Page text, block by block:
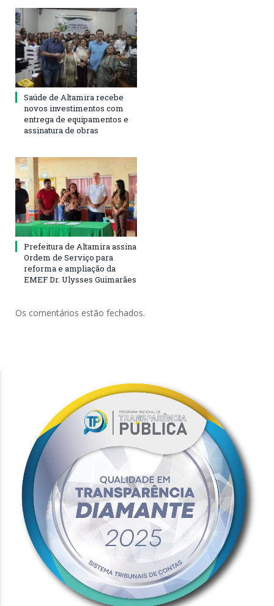
Saúde de Altamira recebe
novos investimentos com
entrega de equipamentos e
assinatura de obras
Prefeitura de Altamira assina
Ordem de Serviço para
reforma e ampliação da
EMEF Dr. Ulysses Guimarães
Os comentários estão fechados.